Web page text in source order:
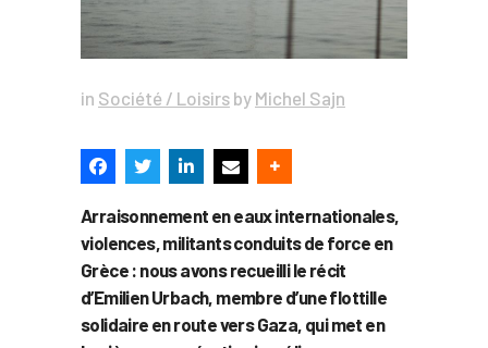
in Société / Loisirs by Michel Sajn
Arraisonnement en eaux internationales,
violences, militants conduits de force en
Grèce : nous avons recueilli le récit
d’Emilien Urbach, membre d’une flottille
solidaire en route vers Gaza, qui met en